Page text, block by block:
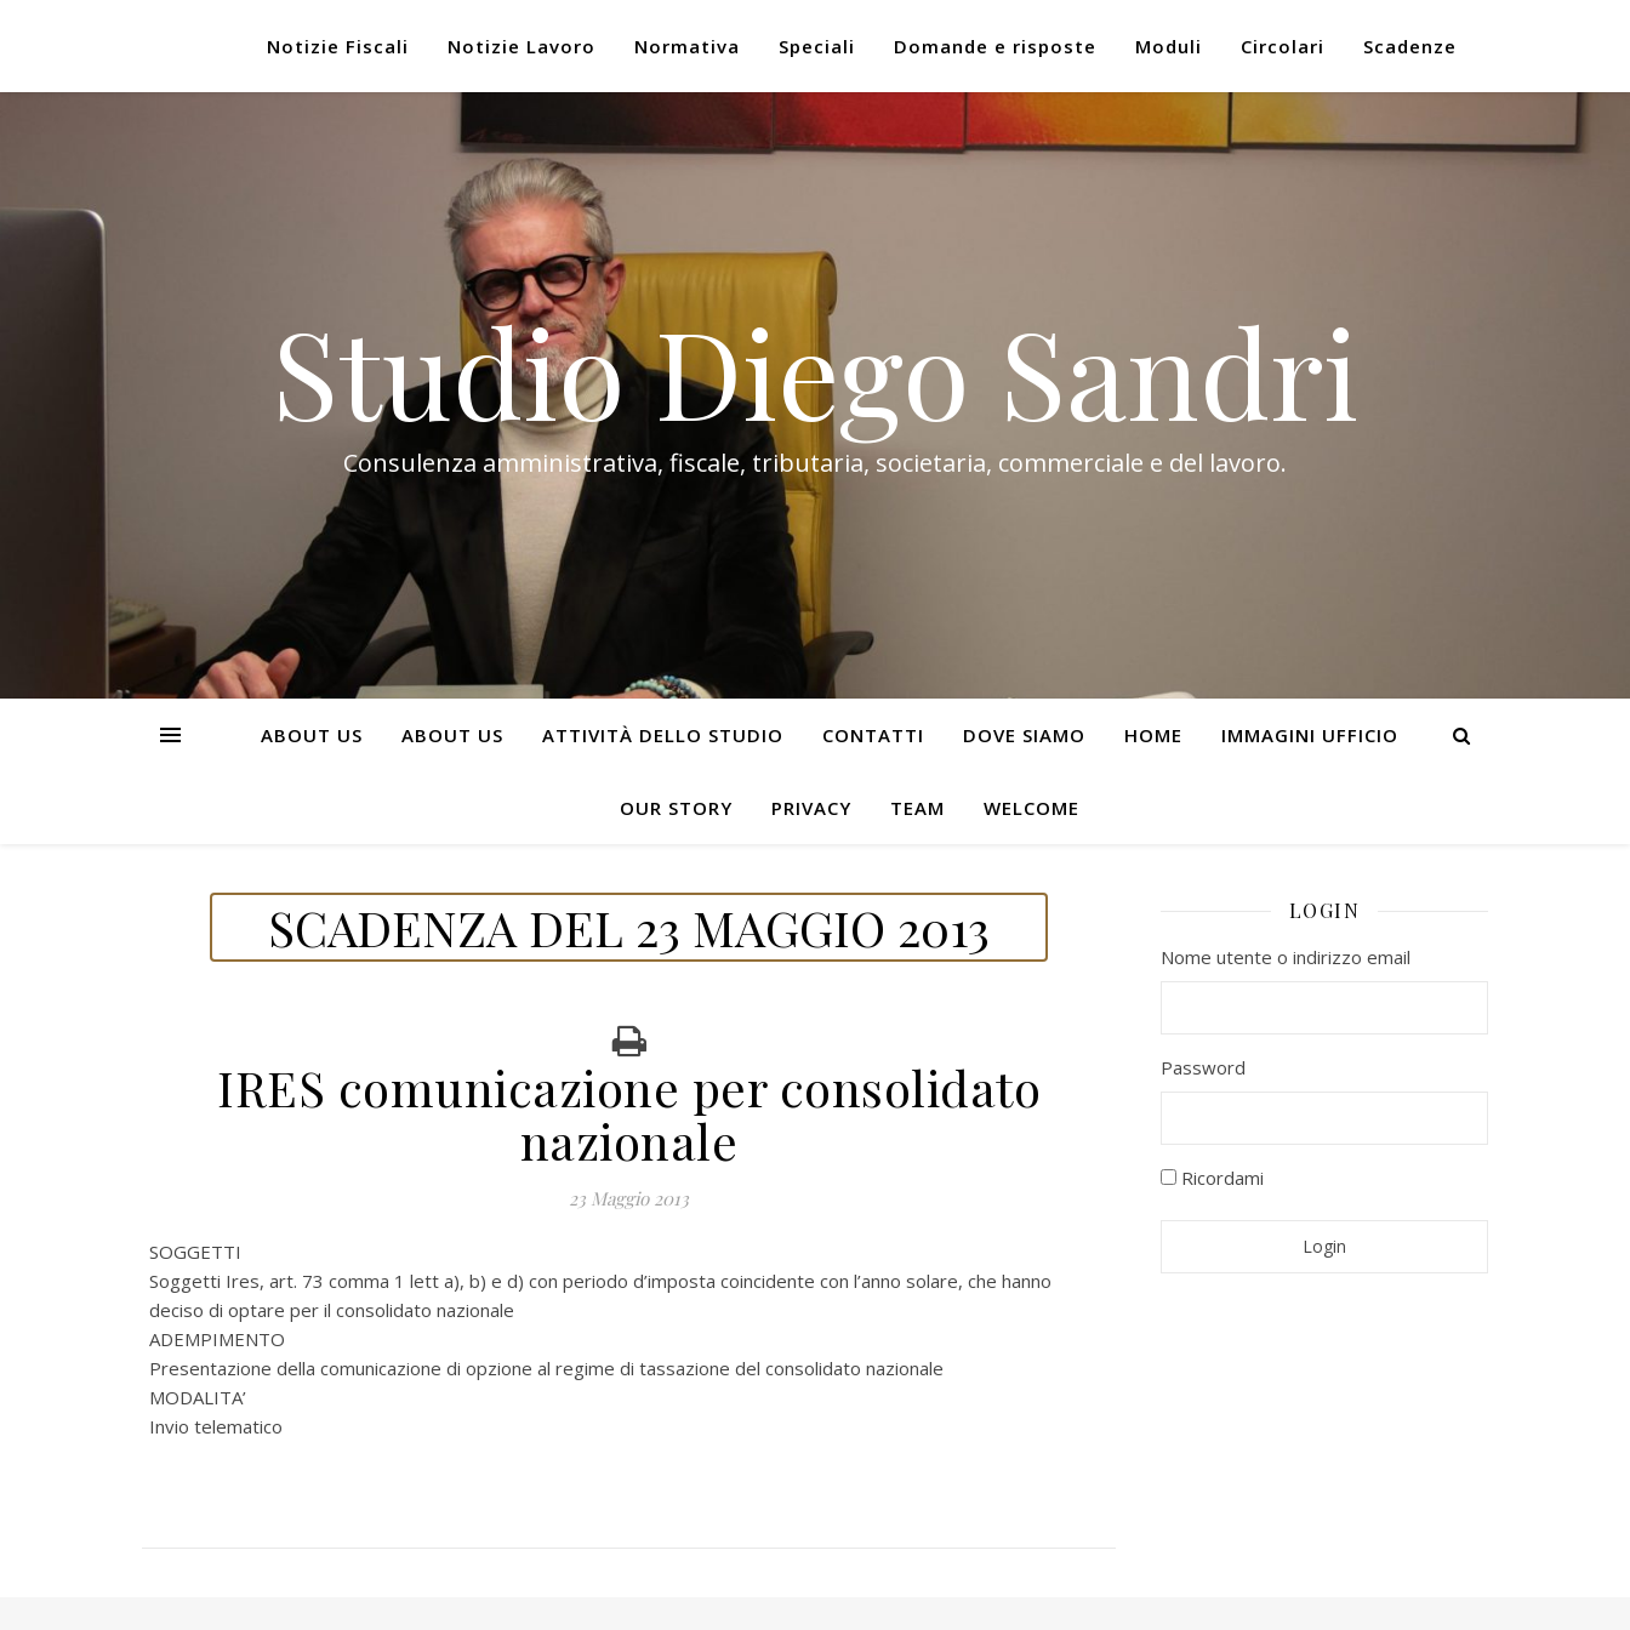
Notizie Fiscali Notizie Lavoro Normativa Speciali Domande e risposte Moduli Circolari Scadenze
Studio Diego Sandri
Consulenza amministrativa, fiscale, tributaria, societaria, commerciale e del lavoro.
ABOUT US ABOUT US ATTIVITÀ DELLO STUDIO CONTATTI DOVE SIAMO HOME IMMAGINI UFFICIO
OUR STORY PRIVACY TEAM WELCOME
SCADENZA DEL 23 MAGGIO 2013
IRES comunicazione per consolidato
nazionale
23 Maggio 2013
SOGGETTI
Soggetti Ires, art. 73 comma 1 lett a), b) e d) con periodo d’imposta coincidente con l’anno solare, che hanno
deciso di optare per il consolidato nazionale
ADEMPIMENTO
Presentazione della comunicazione di opzione al regime di tassazione del consolidato nazionale
MODALITA’
Invio telematico
LOGIN
Nome utente o indirizzo email
Password
Ricordami